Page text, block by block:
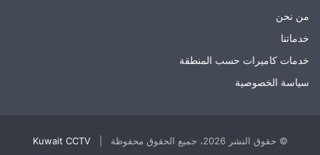
من نحن
خدماتنا
خدمات كاميرات حسب المنطقة
سياسة الخصوصية
© حقوق النشر 2026، جميع الحقوق محفوظة | Kuwait CCTV